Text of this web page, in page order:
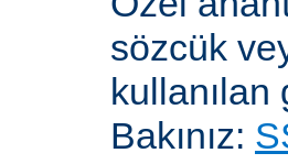
sözcük
kullanılan
Bakınız: